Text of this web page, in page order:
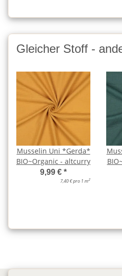
Gleicher Stoff -
Musselin Uni *Gerda*
BIO~Organic - altcurry
9,99 € *
7,40 € pro 1 m2